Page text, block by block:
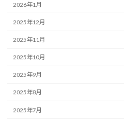
2026年1月
2025年12月
2025年11月
2025年10月
2025年9月
2025年8月
2025年7月